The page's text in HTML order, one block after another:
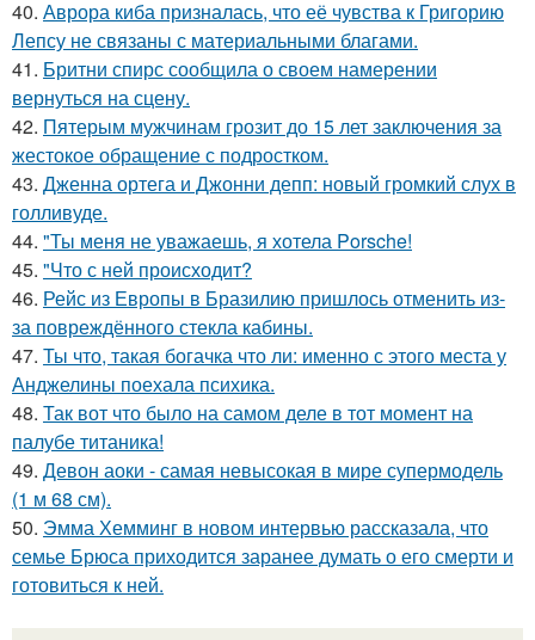
40. Аврора киба призналась, что её чувства к Григорию
Лепсу не связаны с материальными благами.
41. Бритни спирс сообщила о своем намерении
вернуться на сцену.
42. Пятерым мужчинам грозит до 15 лет заключения за
жестокое обращение с подростком.
43. Дженна ортега и Джонни депп: новый громкий слух в
голливуде.
44. "Ты меня не уважаешь, я хотела Porsche!
45. "Что с ней происходит?
46. Рейс из Европы в Бразилию пришлось отменить из-
за повреждённого стекла кабины.
47. Ты что, такая богачка что ли: именно с этого места у
Анджелины поехала психика.
48. Так вот что было на самом деле в тот момент на
палубе титаника!
49. Девон аоки - самая невысокая в мире супермодель
(1 м 68 см).
50. Эмма Хемминг в новом интервью рассказала, что
семье Брюса приходится заранее думать о его смерти и
готовиться к ней.